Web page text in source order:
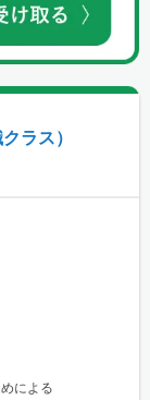
ラス）
規則の定めによる